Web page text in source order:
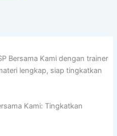
Bersama Kami dengan trainer
lengkap, siap tingkatkan
Kami: Tingkatkan